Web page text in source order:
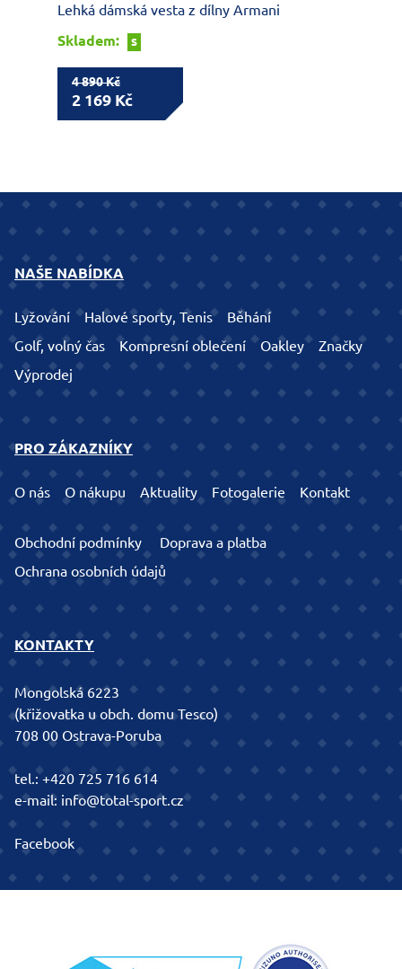
Lehká dámská vesta z dílny Armani
Skladem:
S
4 890 Kč
2 169 Kč
NAŠE NABÍDKA
Lyžování Halové sporty, Tenis
Běhání
Golf, volný čas
Kompresní oblečení Oakley
Značky
Výprodej
PRO ZÁKAZNÍKY
O nás O nákupu Aktuality Fotogalerie Kontakt
Obchodní podmínky
Doprava a platba
Ochrana osobních údajů
KONTAKTY
Mongolská 6223
(křižovatka u obch. domu Tesco)
708 00 Ostrava-Poruba
tel.:+420 725 716 614
e-mail: info@total-sport.cz
Facebook